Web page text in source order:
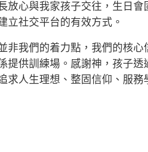
放心與我家孩子交往，生日
立社交平台的有效方式。
我們的着力點，我們的核心
提供訓練場。感謝神，孩子
求人生理想、整固信仰、服